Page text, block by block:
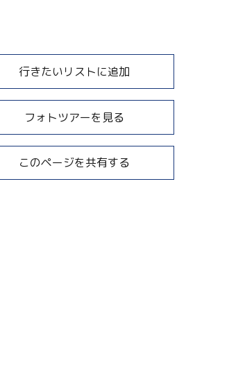
行きたいリストに追加
フォトツアーを見る
このページを共有する